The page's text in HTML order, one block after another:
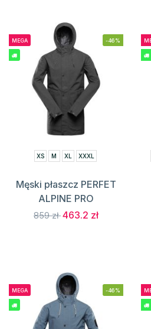
MEGA -46%
XS M XL XXXL
Męski płaszcz PERFET
ALPINE PRO
859 zł463.2 zł
MEGA -46%